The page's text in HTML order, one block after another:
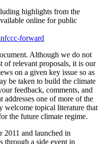
highlights from the
online for public
forward
Although we do not
of relevant proposals, it is our
on a given key issue so as
be taken to build the climate
feedback, comments, and
addresses one of more of the
welcome topical literature that
the future climate regime.
2011 and launched in
through a side event in